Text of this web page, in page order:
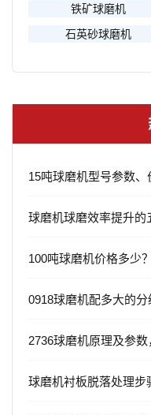
铁矿球磨机
石英砂球磨机
15吨球磨机型号参数
球磨机球磨效率提升的
100吨球磨机价格多少
0918球磨机配多大的分
2736球磨机原理及参
球磨机衬板脱落处理